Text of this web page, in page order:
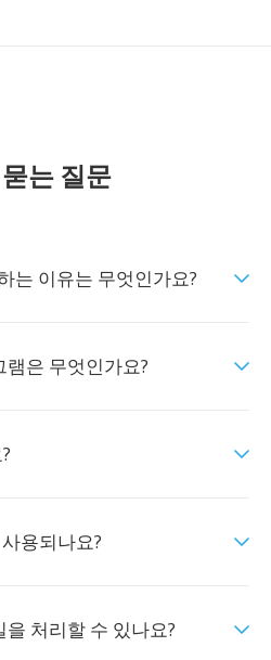
는 질문
는 이유는 무엇인가요?
은 무엇인가요?
용되나요?
처리할 수 있나요?